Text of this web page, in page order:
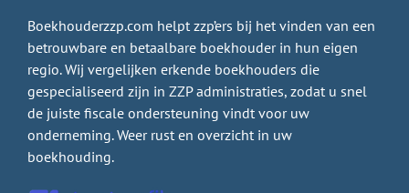
Boekhouderzzp.com helpt zzp’ers bij het vinden van een
betrouwbare en betaalbare boekhouder in hun eigen
regio. Wij vergelijken erkende boekhouders die
gespecialiseerd zijn in ZZP administraties, zodat u snel
de juiste fiscale ondersteuning vindt voor uw
onderneming. Weer rust en overzicht in uw
boekhouding.